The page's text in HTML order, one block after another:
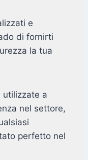
e
di fornirti
la tua
utilizzate a
nel settore,
perfetto nel